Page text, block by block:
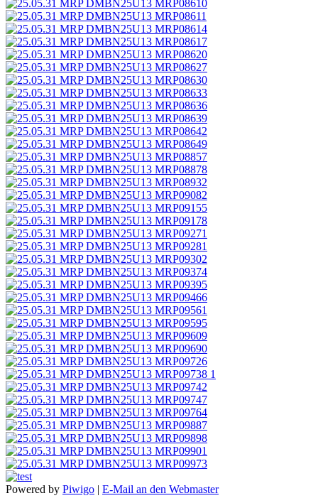
Powered by Piwigo | E-Mail an den Webmaster